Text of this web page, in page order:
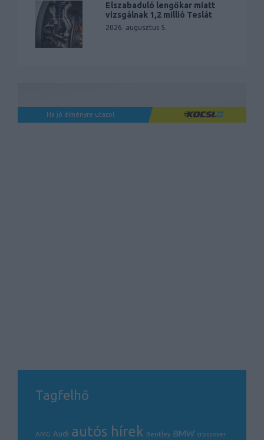
Elszabaduló lengőkar miatt
vizsgálnak 1,2 millió Teslát
2026. augusztus 5.
Ha jó élményre utazol
Tagfelhő
AMG Audi autós hírek Bentley BMW crossover